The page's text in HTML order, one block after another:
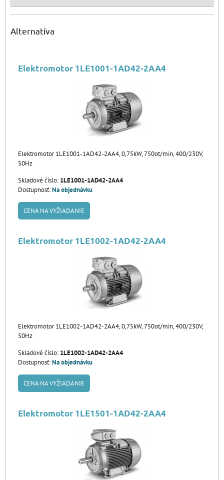
Alternatíva
Elektromotor 1LE1001-1AD42-2AA4
Elektromotor 1LE1001-1AD42-2AA4, 0,75kW, 750ot/min, 400/230V,
50Hz
Skladové číslo: 1LE1001-1AD42-2AA4
Dostupnosť:Na objednávku
CENA NA VYŽIADANIE
Elektromotor 1LE1002-1AD42-2AA4
Elektromotor 1LE1002-1AD42-2AA4, 0,75kW, 750ot/min, 400/230V,
50Hz
Skladové číslo: 1LE1002-1AD42-2AA4
Dostupnosť:Na objednávku
CENA NA VYŽIADANIE
Elektromotor 1LE1501-1AD42-2AA4